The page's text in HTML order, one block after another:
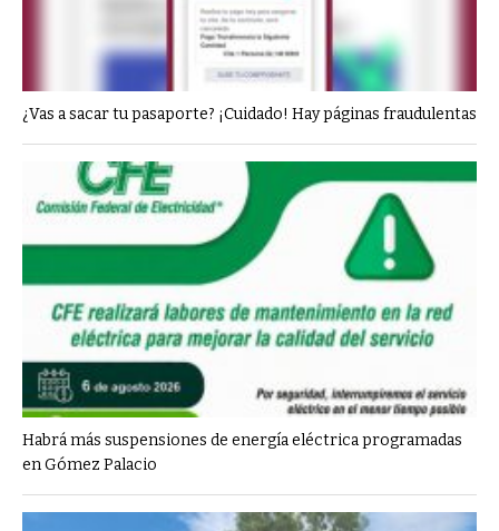
¿Vas a sacar tu pasaporte? ¡Cuidado! Hay páginas fraudulentas
Habrá más suspensiones de energía eléctrica programadas
en Gómez Palacio